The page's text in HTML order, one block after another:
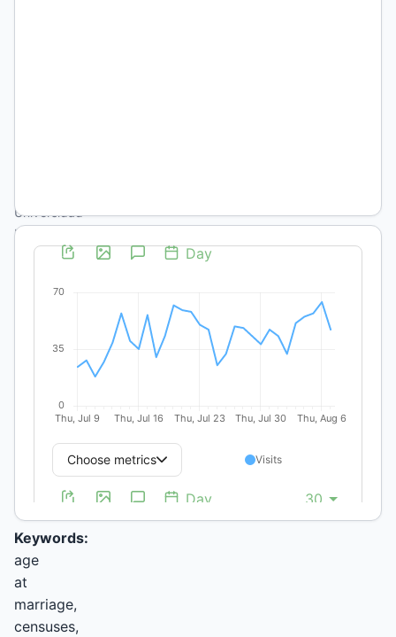
Universidad
Nacional del
Centro de la
Buenos Aires –
Investigaciones
Técnicas
(unauthenticated)
Keywords:
age
at
marriage,
censuses,